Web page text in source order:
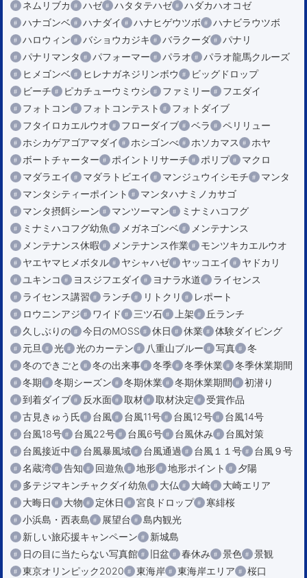
ネムリブカ
ハゼ ハタタテハゼ
ハダカハオコゼ
ハナゴンベ
ハナダイ ハナヒゲウツボ
ハナビラウツボ
ハロウィン
バショウカジキ バラクーダ
パナリ
パナリマンタ
パフォーマー パラオ
パラオ龍馬クルーズ
ヒメゴンベ
ヒレナガネジリンボウ
ビッグドロップ
ビーチ
ピカチューウミウシ ファミリー
フエダイ
フォトコン
フォトコンテスト
フォトダイブ
フタイロカエルウオ
フローダイブ ベラ
ペリリュー
ホシカゲアゴアマダイ
ホシゴンべ ホソカマス
ホヤ
ボートチャーター
ポイントリサーチ ポリプ
マクロ
マダラエイ
マダラトビエイ マンジュウイシモチ
マンタ
マンタシティーポイント
マンタハナミノカサゴ
マンタ摂餌シーン
マンツーマン
ミナミハコフグ
ミナミハコフグ幼魚
メガネゴンベ
メンテナンス
メンテナンス休暇
メンテナンス作業
モンツキカエルウオ
ヤエヤマヒメボタル
ヤシャハゼ ヤッコエイ
ヤドカリ
ユキンコ
ヨスジフエダイ ヨナラ水道
ライセンス
ライセンス講習
ランチ リトクリ
レポート
ロウニンアジ
ワイド 三ツ石 上架
丘ランチ
久しぶりの
今日のMOSS 休日 休業
体験ダイビング
元旦
光 光のカーテン 八重山ブルー 写真
冬
冬のできごと
冬の出来事 冬季 冬季休業
冬季休業期間
冬期
冬期シーズン 冬期休業 冬期休業期間
初潜り
到着ダイブ
反水面 取材 取材決定
受賞作品
古見きゅう氏
台風 台風11号 台風12号
台風14号
台風18号
台風22号 台風6号 台風休み
台風対策
台風接近中
台風暴風域 台風通過 台風１１号
台風９号
名蔵湾
告知 回遊魚 地形 地形ポイント
夕陽
多テジマキンチャクダイ幼魚
大仏 大崎
大崎エリア
大晦日
大物 定休日 宮良ドロップ
寒緋桜
小浜島・西表島
展望台
島内観光
新しい旅応援キャンペーン
新城島
日の目に当たらない写真館
旧盆 春休み 景色
景観
東京オリンピック2020
東海岸 東海岸エリア
桜口